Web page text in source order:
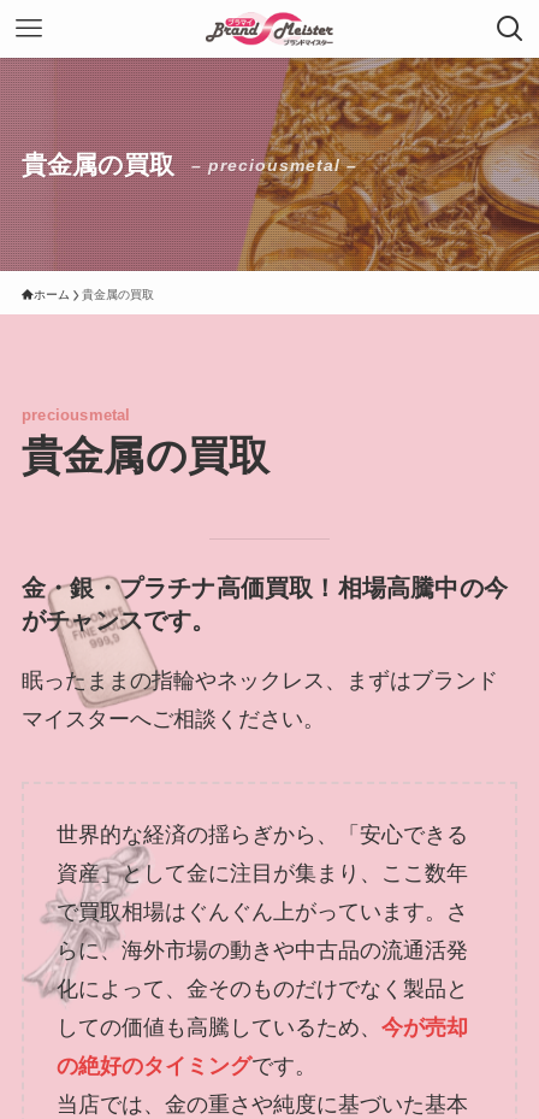
貴金属の買取 – preciousmetal –
ホーム 貴金属の買取
preciousmetal
貴金属の買取
金・銀・プラチナ高価買取！相場高騰中の今
がチャンスです。
眠ったままの指輪やネックレス、まずはブランド
マイスターへご相談ください。
世界的な経済の揺らぎから、「安心できる
資産」として金に注目が集まり、ここ数年
で買取相場はぐんぐん上がっています。さ
らに、海外市場の動きや中古品の流通活発
化によって、金そのものだけでなく製品と
しての価値も高騰しているため、 今が売却
の絶好のタイミングです。
当店では、金の重さや純度に基づいた基本